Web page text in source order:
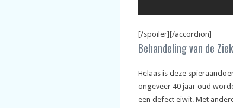
[/spoiler][/accordion]
Behandeling van de
Helaas is deze
ongeveer 40 jaar oud
een defect eiwit. Met